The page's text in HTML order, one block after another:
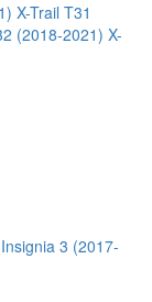
X-Trail T31
(2018-2021) X-
Insignia 3 (2017-